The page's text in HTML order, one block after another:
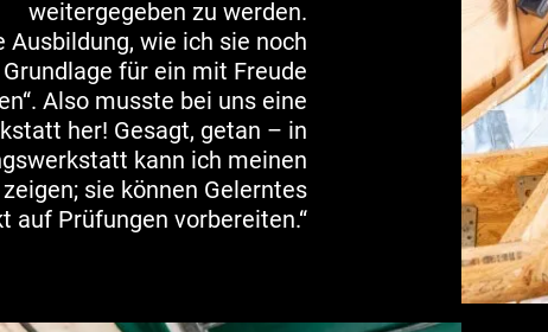
weitergegeben zu werden.
Ausbildung, wie ich sie noch
für ein mit Freude
Also musste bei uns eine
her! Gesagt, getan – in
kann ich meinen
sie können Gelerntes
auf Prüfungen vorbereiten.“